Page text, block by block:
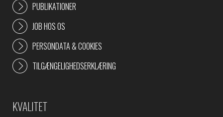
PUBLIKATIONER
JOB HOS OS
PERSONDATA & COOKIES
TILGÆNGELIGHEDSERKLÆRING
KVALITET